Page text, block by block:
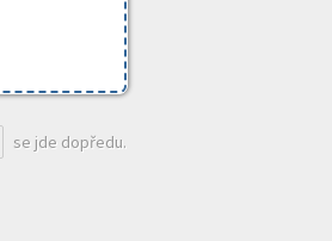
se jde dopředu.